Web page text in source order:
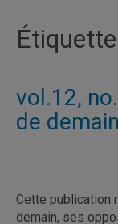
vol.12,
de
Cette publication
demain, ses